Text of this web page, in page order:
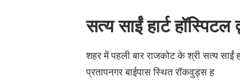
सत्य साईं हार्ट
शहर में पहली बार राजकोट के श्री सत्य साईं
प्रतापनगर बाईपास स्थित रॉकवुड्स ह